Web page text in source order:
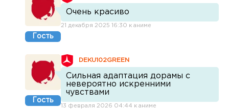
Гость
Очень красиво
21 декабря 2025 16:30 к аниме
Гость
DEKU102GREEN
Сильная адаптация дорамы с
невероятно искренними
чувствами
13 февраля 2026 04:44 к аниме